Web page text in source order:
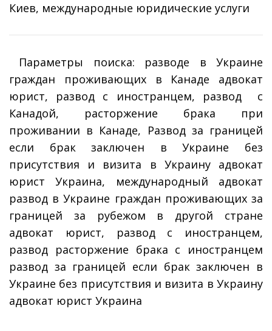
Киев, международные юридические услуги
Параметры поиска: разводе в Украине
граждан проживающих в Канаде адвокат
юрист, развод с иностранцем, развод с
Канадой, расторжение брака при
проживании в Канаде, Развод за границей
если брак заключен в Украине без
присутствия и визита в Украину адвокат
юрист Украина, международный адвокат
развод в Украине граждан проживающих за
границей за рубежом в другой стране
адвокат юрист, развод с иностранцем,
развод расторжение брака с иностранцем
развод за границей если брак заключен в
Украине без присутствия и визита в Украину
адвокат юрист Украина